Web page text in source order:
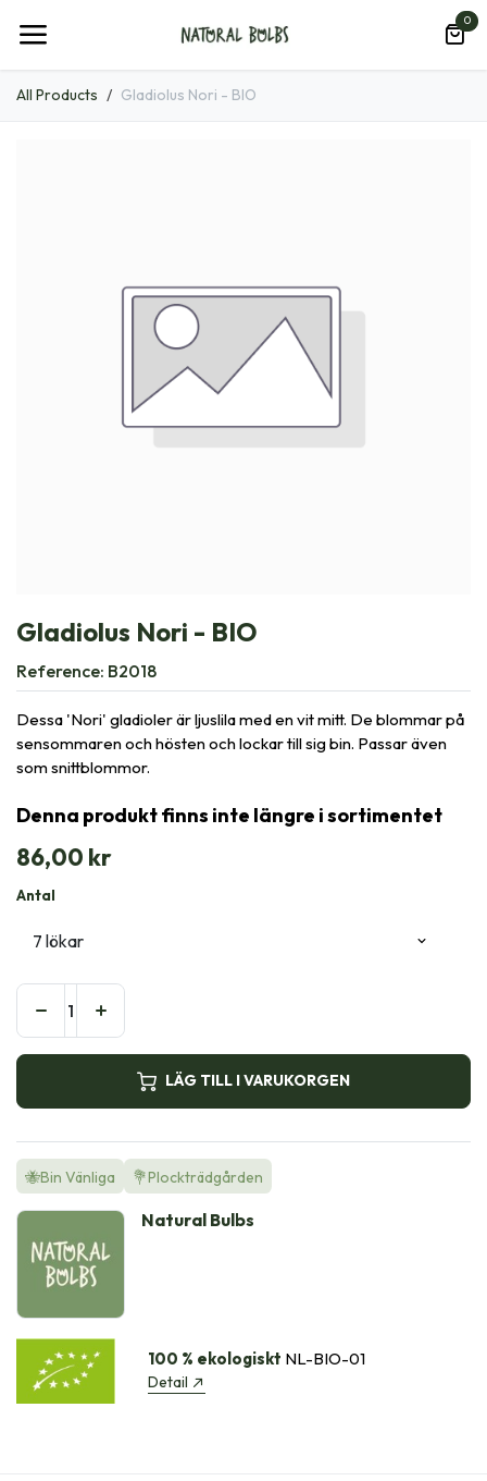
0
All Products Gladiolus Nori - BIO
Gladiolus Nori - BIO
Reference: B2018
Dessa 'Nori' gladioler är ljuslila med en vit mitt. De blommar på
sensommaren och hösten och lockar till sig bin. Passar även
som snittblommor.
Denna produkt finns inte längre i sortimentet
86,00 kr
Antal
LÄG TILL I VARUKORGEN
🐝Bin Vänliga 💐Plockträdgården
Natural Bulbs
100 % ekologiskt NL-BIO-01
Detail